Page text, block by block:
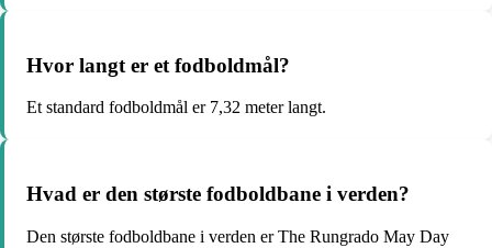
Hvor langt er et fodboldmål?
Et standard fodboldmål er 7,32 meter langt.
Hvad er den største fodboldbane i verden?
Den største fodboldbane i verden er The Rungrado May Day